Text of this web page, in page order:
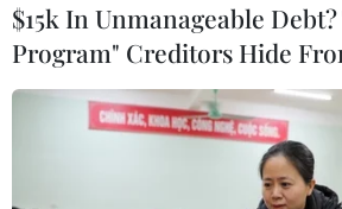
Tàu Trung Quốc phun vòi rồng có công
ngư Việt Nam. (Nguồn: Cảnh
$15k In Unmanageable
Program" Creditors Hide